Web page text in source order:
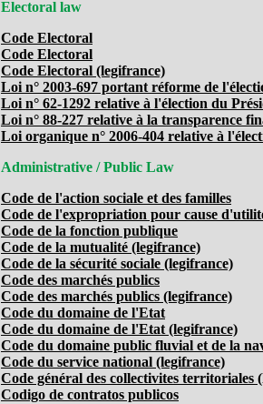
Electoral law
Code Electoral
Code Electoral
Code Electoral (legifrance)
Loi n° 2003-697 portant réforme de
Loi n° 62-1292 relative à l'élection du
Loi n° 88-227 relative à la transparence
Loi organique n° 2006-404 relative à
Administrative / Public Law
Code de l'action sociale et des familles
Code de l'expropriation pour cause
Code de la fonction publique
Code de la mutualité (legifrance)
Code de la sécurité sociale (legifrance)
Code des marchés publics
Code des marchés publics (legifrance)
Code du domaine de l'Etat
Code du domaine de l'Etat (legifrance)
Code du domaine public fluvial et de la
Code du service national (legifrance)
Code général des collectivites territoriales
Codigo de contratos publicos